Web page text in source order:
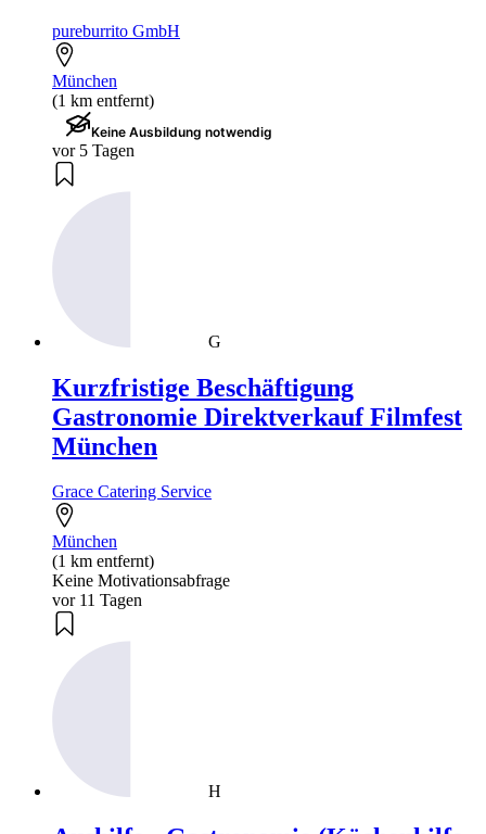
pureburrito GmbH
München
(1 km entfernt)
Keine Ausbildung notwendig
vor 5 Tagen
G
Kurzfristige Beschäftigung
Gastronomie Direktverkauf Filmfest
München
Grace Catering Service
München
(1 km entfernt)
Keine Motivationsabfrage
vor 11 Tagen
H